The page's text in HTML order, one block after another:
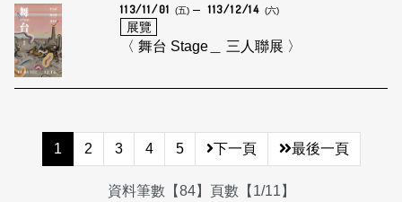
113/11/01 (五) 113/12/14 (六)
展覽
〈 舞台 Stage＿ 三人聯展 〉
1 2 3 4 5 下一頁 最後一頁
資料筆數【84】頁數【1/11】